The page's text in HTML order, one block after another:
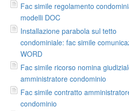
Fac simile regolamento
modelli DOC
Installazione parabola sul tetto
condominiale: fac simile
WORD
Fac simile ricorso nomina
amministratore condominio
Fac simile contratto
condominio